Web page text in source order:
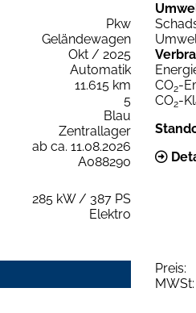
Pkw
Geländewagen
Okt / 2025
Automatik
11.615 km
5
Blau
Zentrallager
ab ca. 11.08.2026
A088290
285 kW / 387 PS
Elektro
CO2-
CO2-
Preis:
MWSt: